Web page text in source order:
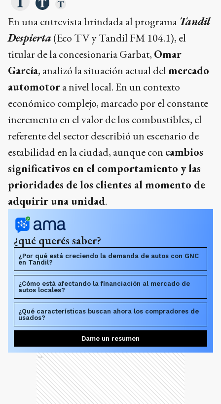
En una entrevista brindada al programa Tandil
Despierta (Eco TV y Tandil FM 104.1), el
titular de la concesionaria Garbat, Omar
García, analizó la situación actual delmercado
automotora nivel local. En un contexto
económico complejo, marcado por el constante
incremento en el valor de los combustibles, el
referente del sector describió un escenario de
estabilidad en la ciudad, aunque con cambios
significativos en el comportamiento y las
prioridades de los clientes al momento de
adquirir una unidad.
¿qué querés saber?
¿Por qué está creciendo la demanda de autos con GNC
en Tandil?
¿Cómo está afectando la financiación al mercado de
autos locales?
¿Qué características buscan ahora los compradores de
usados?
Dame un resumen
Ads